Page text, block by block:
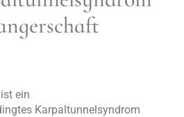
ein
Karpaltunnelsyndrom